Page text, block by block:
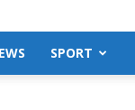
SPORT